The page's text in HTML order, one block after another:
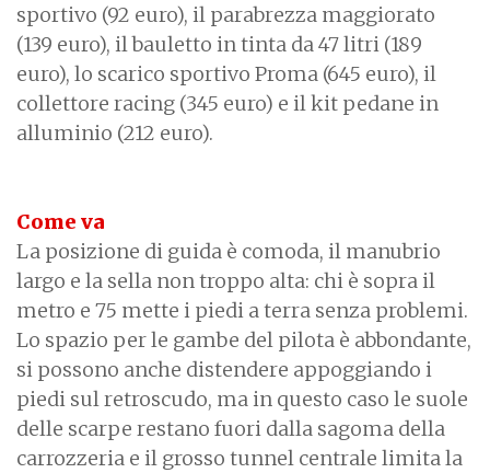
sportivo (92 euro), il parabrezza maggiorato
(139 euro), il bauletto in tinta da 47 litri (189
euro), lo scarico sportivo Proma (645 euro), il
collettore racing (345 euro) e il kit pedane in
alluminio (212 euro).
Come va
La posizione di guida è comoda, il manubrio
largo e la sella non troppo alta: chi è sopra il
metro e 75 mette i piedi a terra senza problemi.
Lo spazio per le gambe del pilota è abbondante,
si possono anche distendere appoggiando i
piedi sul retroscudo, ma in questo caso le suole
delle scarpe restano fuori dalla sagoma della
carrozzeria e il grosso tunnel centrale limita la